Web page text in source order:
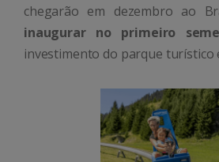
chegarão em dezembro ao
inaugurar no primeiro
investimento do parque turístico